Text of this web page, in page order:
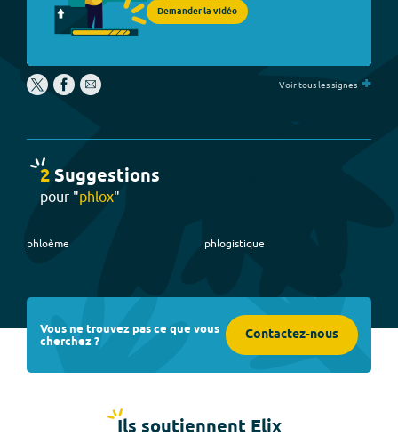
Demander la vidéo
Voir tous les signes +
2Suggestions
pour "phlox"
phloème phlogistique
Vous ne trouvez pas ce que vous
cherchez ? Contactez-nous
Ils soutiennent Elix